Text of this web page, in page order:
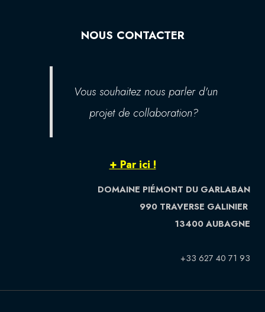
NOUS CONTACTER
Vous souhaitez nous parler d'un
projet de collaboration?
+ Par ici !
DOMAINE PIÉMONT DU GARLABAN
990 TRAVERSE GALINIER
13400 AUBAGNE
+33 627 40 71 93